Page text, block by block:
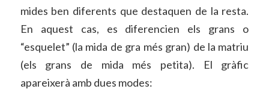
mides ben diferents que destaquen de la resta.
En aquest cas, es diferencien els grans o
“esquelet” (la mida de gra més gran) de la matriu
(els grans de mida més petita). El gràfic
apareixerà amb dues modes: